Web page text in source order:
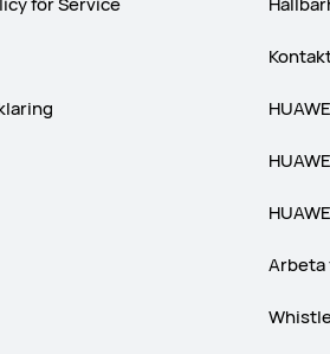
Arbeta